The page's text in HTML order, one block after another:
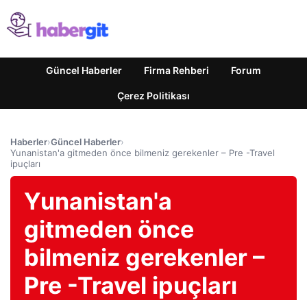
Güncel Haberler Firma Rehberi Forum
Çerez Politikası
Haberler›Güncel Haberler›
Yunanistan'a gitmeden önce bilmeniz gerekenler – Pre -Travel
ipuçları
Yunanistan'a
gitmeden önce
bilmeniz gerekenler –
Pre -Travel ipuçları